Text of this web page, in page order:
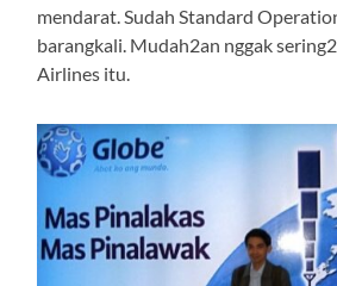
mendarat. Sudah Standard
barangkali. Mudah2an nggak
Airlines itu.